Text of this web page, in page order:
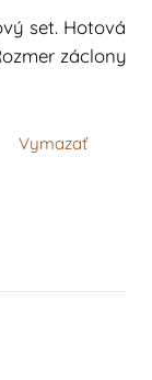
16.60 €
through
set. Hotová
záclony
Vymazať